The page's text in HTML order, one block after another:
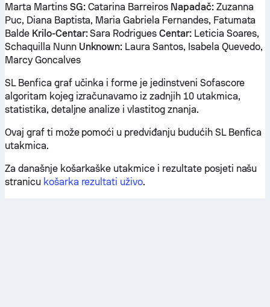
Marta Martins SG:Catarina Barreiros Napadač:Zuzanna
Puc, Diana Baptista, Maria Gabriela Fernandes, Fatumata
Balde Krilo-Centar:Sara RodriguesCentar:Leticia Soares,
Schaquilla Nunn Unknown: Laura Santos, Isabela Quevedo,
Marcy Goncalves
SL Benfica graf učinka i forme je jedinstveni Sofascore
algoritam kojeg izračunavamo iz zadnjih 10 utakmica,
statistika, detaljne analize i vlastitog znanja.
Ovaj graf ti može pomoći u predviđanju budućih SL Benfica
utakmica.
Za današnje košarkaške utakmice i rezultate posjeti našu
stranicu košarka rezultati uživo.